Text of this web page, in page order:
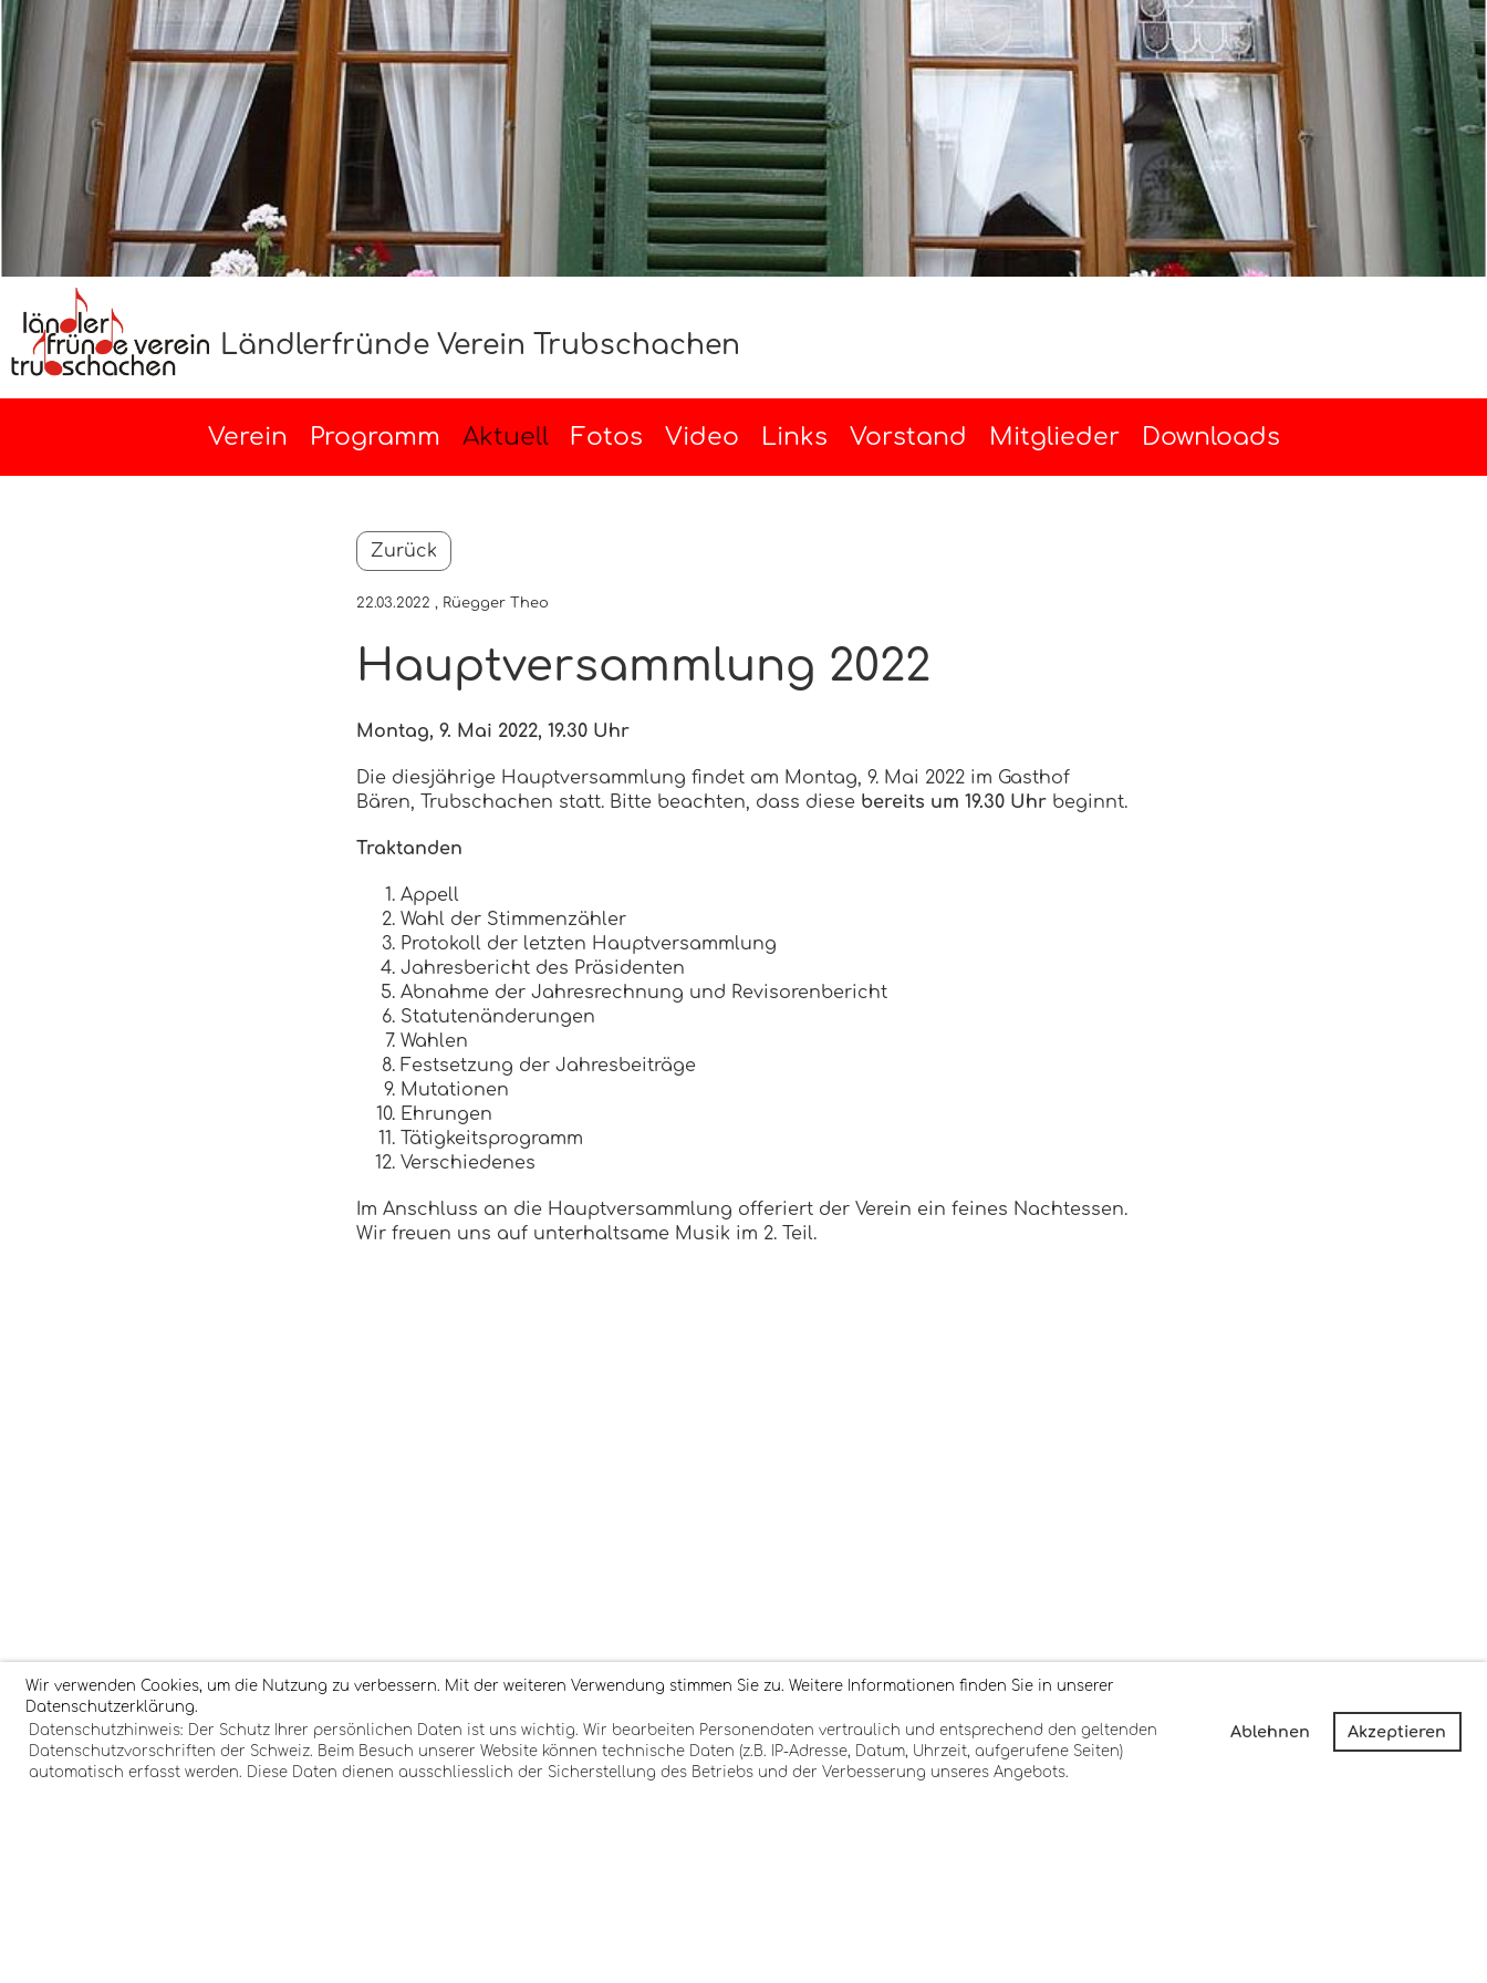
Wir verwenden Cookies, um die Nutzung zu verbessern. Mit der weiteren Verwendung stimmen Sie zu. Weitere Informationen finden Sie in unserer
Datenschutzerklärung.
Datenschutzhinweis: Der Schutz Ihrer persönlichen Daten ist uns wichtig. Wir bearbeiten Personendaten vertraulich und entsprechend den geltenden
Datenschutzvorschriften der Schweiz. Beim Besuch unserer Website können technische Daten (z.B. IP-Adresse, Datum, Uhrzeit, aufgerufene Seiten)
automatisch erfasst werden. Diese Daten dienen ausschliesslich der Sicherstellung des Betriebs und der Verbesserung unseres Angebots.
Ablehnen Akzeptieren
Ländlerfründe Verein Trubschachen
Verein Programm Aktuell Fotos Video Links Vorstand Mitglieder Downloads
Zurück
22.03.2022 , Rüegger Theo
Hauptversammlung 2022
Montag, 9. Mai 2022, 19.30 Uhr
Die diesjährige Hauptversammlung findet am Montag, 9. Mai 2022 im Gasthof
Bären, Trubschachen statt. Bitte beachten, dass diese bereits um 19.30 Uhrbeginnt.
Traktanden
Appell
Wahl der Stimmenzähler
Protokoll der letzten Hauptversammlung
Jahresbericht des Präsidenten
Abnahme der Jahresrechnung und Revisorenbericht
Statutenänderungen
Wahlen
Festsetzung der Jahresbeiträge
Mutationen
Ehrungen
Tätigkeitsprogramm
Verschiedenes
Im Anschluss an die Hauptversammlung offeriert der Verein ein feines Nachtessen.
Wir freuen uns auf unterhaltsame Musik im 2. Teil.